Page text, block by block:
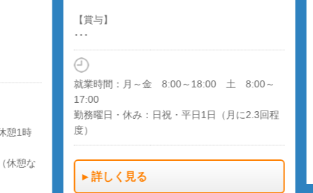
な
【賞与】
就業時間：月～金 8:00～18:00 土 8:00～
17:00
勤務曜日・休み：日祝・平日1日（月に2.3回程
詳しく見る